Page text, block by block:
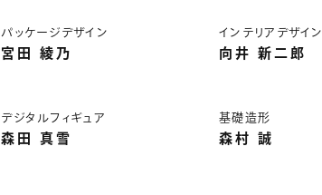
パッケージデザイン
宮田 綾乃
インテリアデザイン
向井 新二郎
デジタルフィギュア
森田 真雪
基礎造形
森村 誠